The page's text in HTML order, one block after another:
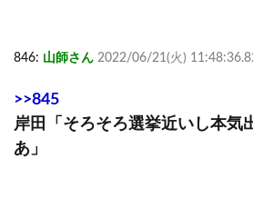
846: 山師さん 2022/06/21(火)
>>845
岸田「そろそろ選挙近いし本気
あ」